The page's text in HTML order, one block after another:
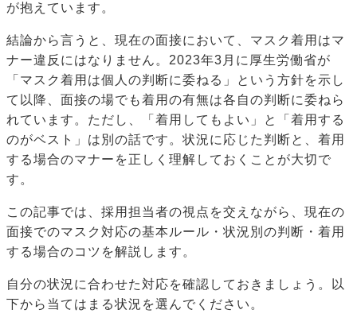
が抱えています。
結論から言うと、現在の面接において、マスク着用はマ
ナー違反にはなりません。2023年3月に厚生労働省が
「マスク着用は個人の判断に委ねる」という方針を示し
て以降、面接の場でも着用の有無は各自の判断に委ねら
れています。ただし、「着用してもよい」と「着用する
のがベスト」は別の話です。状況に応じた判断と、着用
する場合のマナーを正しく理解しておくことが大切で
す。
この記事では、採用担当者の視点を交えながら、現在の
面接でのマスク対応の基本ルール・状況別の判断・着用
する場合のコツを解説します。
自分の状況に合わせた対応を確認しておきましょう。以
下から当てはまる状況を選んでください。